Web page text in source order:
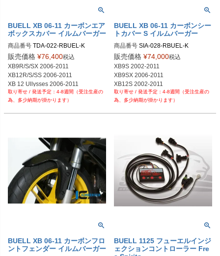
BUELL XB 06-11 カーボンエア
ボックスカバー イルムバーガー
商品番号 TDA-022-RBUEL-K
販売価格 ¥76,400税込
XB9R/S/SX 2006-2011
XB12R/S/SS 2006-2011
XB 12 Ullysses 2006-2011
4-8週間（受注生産の
為、多少納期が掛かります）
BUELL XB 06-11 カーボンシー
トカバー S イルムバーガー
商品番号 SIA-028-RBUEL-K
SIA.028.RBUEL.K
販売価格 ¥74,000税込
XB9S 2002-2011
XB9SX 2006-2011
XB12S 2002-2011
4-8週間（受注生産の
為、多少納期が掛かります）
BUELL XB 06-11 カーボンフロ
ントフェンダー イルムバーガー
BUELL 1125 フューエルインジ
ェクションコントローラー Fre